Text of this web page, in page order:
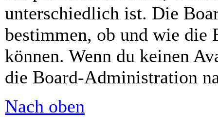
unterschiedlich ist. Die
bestimmen, ob und wie die
können. Wenn du keinen
die Board-Administration
Nach oben